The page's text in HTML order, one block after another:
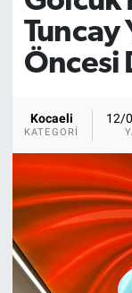
Tuncay
Öncesi
Kocaeli
KATEGORI
12/